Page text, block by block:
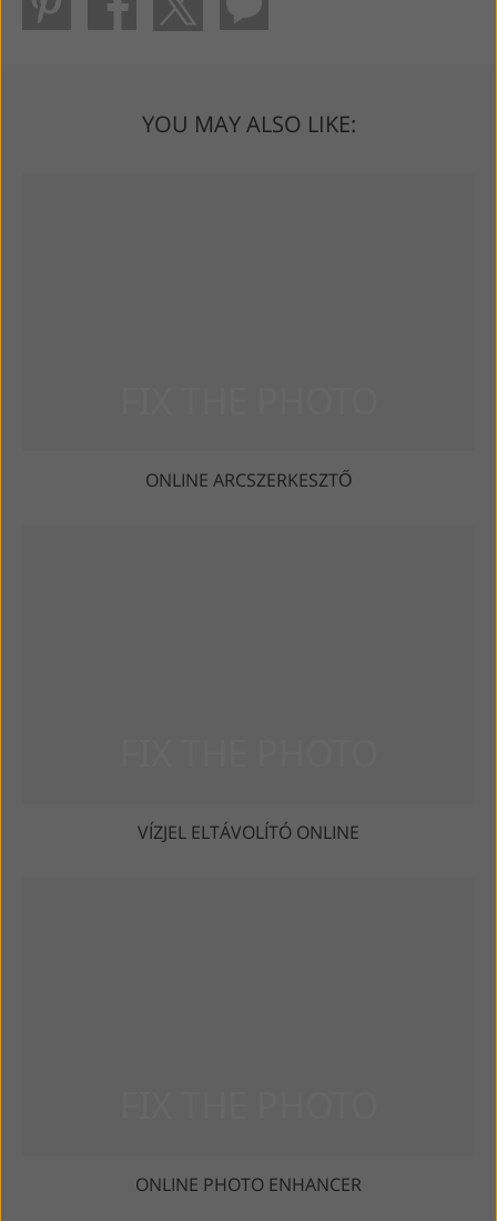
YOU MAY ALSO LIKE:
ONLINE ARCSZERKESZTŐ
VÍZJEL ELTÁVOLÍTÓ ONLINE
ONLINE PHOTO ENHANCER